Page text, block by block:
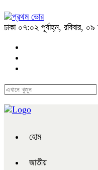
ঢাকা ০৭:০২ পূর্বাহ্ন, রবিবার,
হোম
জাতীয়